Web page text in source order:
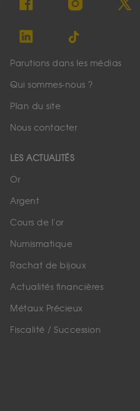
Parutions dans les médias
Qui sommes-nous ?
Plan du site
Nous contacter
LES ACTUALITÉS
Or
Argent
Cours de l'or
Numismatique
Rachat de bijoux
Actualités financières
Métaux Précieux
Fiscalité / Succession